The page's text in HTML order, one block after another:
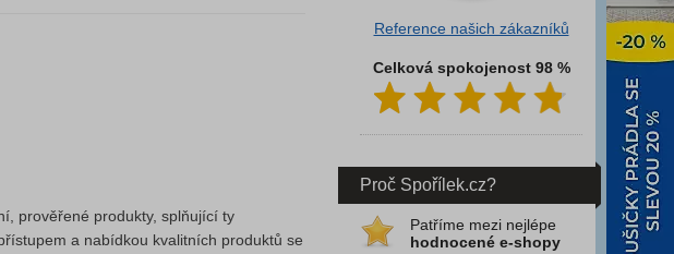
prověřené produkty, splňující ty
a nabídkou kvalitních produktů se
Reference našich zákazníků
Celková spokojenost 98 %
Proč Spořílek.cz?
Patříme mezi nejlépe
hodnocené e-shopy